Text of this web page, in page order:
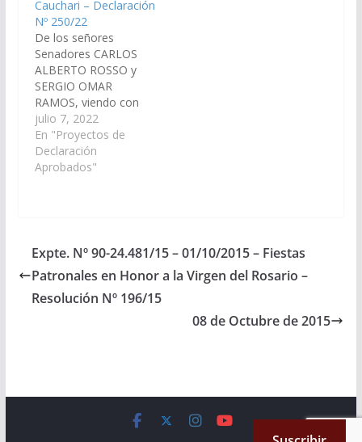
Cauchari – Declaración
Nº 250/22
De los señores
Senadores CARLOS
ALBERTO ROSSO y
SERGIO OMAR
RAMOS, viendo con
agrado que los
Señores Legisladores
Nacionales por la
provincia de Salta,
de Vialidad acerca del
estadoo de situación y
avances de la obra de
la…
julio 7, 2022
En "Proyectos de
Declaración
Aprobados"
Expte. Nº 90-24.481/15 – 01/10/2015 – Fiestas
Patronales en Honor a la Virgen del Rosario –
Resolución Nº 196/15
08 de Octubre de 2015